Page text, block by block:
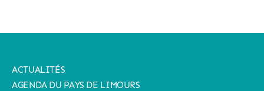
ACTUALITÉS
AGENDA DU PAYS DE LIMOURS